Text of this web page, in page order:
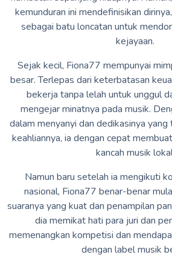
kemunduran ini mendefinisikan
sebagai batu loncatan untuk
kejayaan.
Sejak kecil, Fiona77 mempunyai
besar. Terlepas dari keterbatasan
bekerja tanpa lelah untuk unggul
mengejar minatnya pada musik.
dalam menyanyi dan dedikasinya
keahliannya, ia dengan cepat
kancah musik
Namun baru setelah ia mengikuti
nasional, Fiona77 benar-benar
suaranya yang kuat dan penampilan
dia memikat hati para juri dan
memenangkan kompetisi dan
dengan label musik